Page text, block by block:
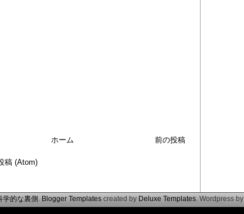
ホーム 前の投稿
稿 (Atom)
学的な裏側.Blogger Templatescreated byDeluxe Templates. Wordpress by